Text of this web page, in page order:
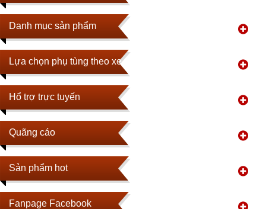
Danh mục sản phẩm
Lựa chọn phụ tùng theo xe
Hổ trợ trực tuyến
Quãng cáo
Sản phẩm hot
Fanpage Facebook